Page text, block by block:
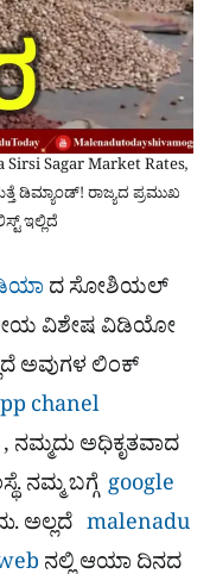
Sagar Market Rates,
ಡಿಮ್ಯಾಂಡ್! ರಾಜ್ಯದ ಪ್ರಮುಖ
ಇಲ್ಲಿದೆ
ದ ಸೋಶಿಯಲ್​
ವಿಶೇಷ ವಿಡಿಯೋ
ಅವುಗಳ ಲಿಂಕ್
chanel
, ನಮ್ಮದು ಅಧಿಕೃತವಾದ
ನಮ್ಮ ಬಗ್ಗೆ google
ಅಲ್ಲದೆ malenadu
ನಲ್ಲಿ ಆಯಾ ದಿನದ